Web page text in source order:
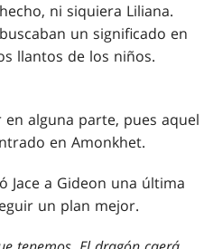
ni siquiera Liliana.
un significado en
llantos de los niños.
alguna parte, pues aquel
en Amonkhet.
a Gideon una última
un plan mejor.